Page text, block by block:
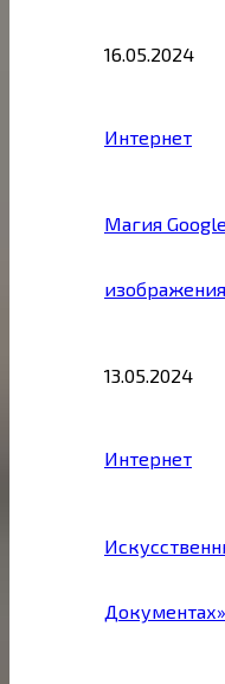
16.05.2024
Интернет
Магия
изображения
13.05.2024
Интернет